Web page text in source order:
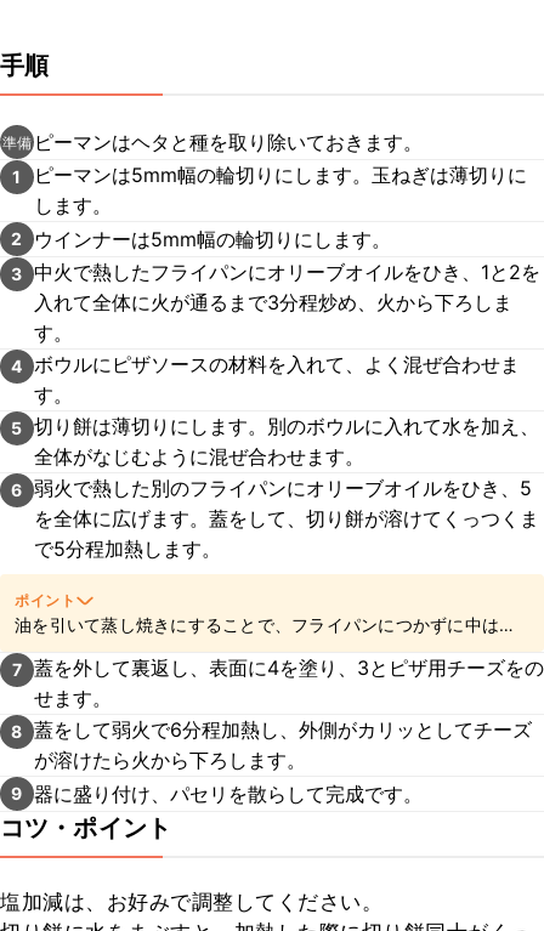
手順
準備 ピーマンはヘタと種を取り除いておきます。
1
ピーマンは5mm幅の輪切りにします。玉ねぎは薄切りに
します。
2 ウインナーは5mm幅の輪切りにします。
3 中火で熱したフライパンにオリーブオイルをひき、1と2を
入れて全体に火が通るまで3分程炒め、火から下ろしま
す。
4 ボウルにピザソースの材料を入れて、よく混ぜ合わせま
す。
5 切り餅は薄切りにします。別のボウルに入れて水を加え、
全体がなじむように混ぜ合わせます。
6 弱火で熱した別のフライパンにオリーブオイルをひき、5
を全体に広げます。蓋をして、切り餅が溶けてくっつくま
で5分程加熱します。
ポイント
油を引いて蒸し焼きにすることで、フライパンにつかずに中はふ
んわり外はカリッと仕上がります。気になる場合は、クッキング
シートを敷いて餅を乗せて焼くこともできます。
7 蓋を外して裏返し、表面に4を塗り、3とピザ用チーズをの
せます。
8 蓋をして弱火で6分程加熱し、外側がカリッとしてチーズ
が溶けたら火から下ろします。
9 器に盛り付け、パセリを散らして完成です。
コツ・ポイント
塩加減は、お好みで調整してください。